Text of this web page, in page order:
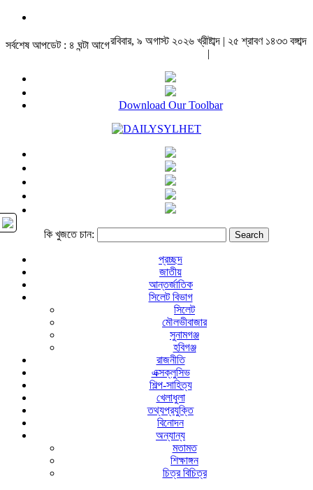
সর্বশেষ আপডেট : ৪ ঘন্টা আগেরবিবার, ৯ অগাস্ট ২০২৬ খ্রীষ্টাব্দ | ২৫ শ্রাবণ ১৪৩৩ বঙ্গাব্দ
|
Download Our Toolbar
কি খুজতে চান:
প্রচ্ছদ
জাতীয়
আন্তর্জাতিক
সিলেট বিভাগ
সিলেট
মৌলভীবাজার
সুনামগঞ্জ
হবিগঞ্জ
রাজনীতি
এক্সক্লুসিভ
শিল্প-সাহিত্য
খেলাধুলা
তথ্যপ্রযুক্তি
বিনোদন
অন্যান্য
মতামত
শিক্ষাঙ্গন
চিত্র বিচিত্র